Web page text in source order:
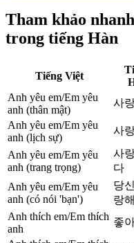
Tham khảo
trong tiếng Hàn
Tiếng Việt
Anh yêu em/Em yêu
anh (thân mật)
사
Anh yêu em/Em yêu
anh (lịch sự)
사
Anh yêu em/Em yêu
anh (trang trọng)
사
다
Anh yêu em/Em yêu
anh (có nói 'bạn')
당
랑
Anh thích em/Em thích
anh
좋